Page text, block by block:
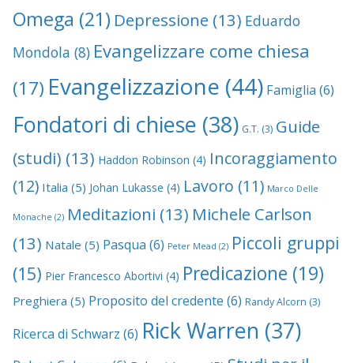
Omega (21) Depressione (13) Eduardo
Mondola (8) Evangelizzare come chiesa
(17) Evangelizzazione (44) Famiglia (6)
Fondatori di chiese (38) G.T. (3) Guide
(studi) (13) Haddon Robinson (4) Incoraggiamento
(12) Italia (5) Johan Lukasse (4) Lavoro (11) Marco Delle
Monache (2) Meditazioni (13) Michele Carlson
(13) Natale (5) Pasqua (6) Peter Mead (2) Piccoli gruppi
(15) Pier Francesco Abortivi (4) Predicazione (19)
Preghiera (5) Proposito del credente (6) Randy Alcorn (3)
Ricerca di Schwarz (6) Rick Warren (37)